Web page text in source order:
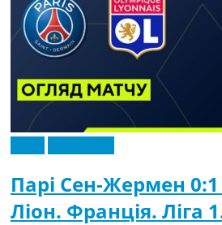
Парі Сен-Жермен 0:1
Ліон. Франція. Ліга